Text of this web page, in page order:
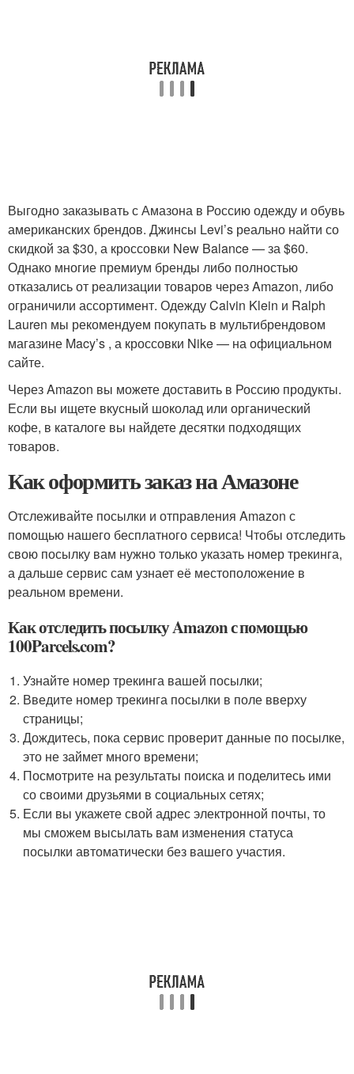
Выгодно заказывать с Амазона в Россию одежду и обувь
американских брендов. Джинсы Levi’s реально найти со
скидкой за $30, а кроссовки New Balance — за $60.
Однако многие премиум бренды либо полностью
отказались от реализации товаров через Amazon, либо
ограничили ассортимент. Одежду Calvin Klein и Ralph
Lauren мы рекомендуем покупать в мультибрендовом
магазине Macy’s , а кроссовки Nike — на официальном
сайте.
Через Amazon вы можете доставить в Россию продукты.
Если вы ищете вкусный шоколад или органический
кофе, в каталоге вы найдете десятки подходящих
товаров.
Как оформить заказ на Амазоне
Отслеживайте посылки и отправления Amazon с
помощью нашего бесплатного сервиса! Чтобы отследить
свою посылку вам нужно только указать номер трекинга,
а дальше сервис сам узнает её местоположение в
реальном времени.
Как отследить посылку Amazon с помощью
100Parcels.com?
Узнайте номер трекинга вашей посылки;
Введите номер трекинга посылки в поле вверху
страницы;
Дождитесь, пока сервис проверит данные по посылке,
это не займет много времени;
Посмотрите на результаты поиска и поделитесь ими
со своими друзьями в социальных сетях;
Если вы укажете свой адрес электронной почты, то
мы сможем высылать вам изменения статуса
посылки автоматически без вашего участия.